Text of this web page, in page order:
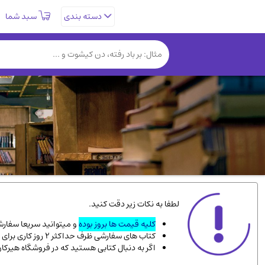
دسته بندی سبد شما
کتب نادر و کمیاب(19)
فلسفه و جامعه شناسی(151)
دانشگاهی و آموزشی(534)
ورزشی و تربیت بدنی
سیاسی(116)
کتاب های مصور رنگی و گلاسه(23)
دایره المعارف و فرهنگ
سینما و فیلم
زندگینامه شهدا
لطفا به نکات زیر دقت کنید.
کلیه قیمت ها بروز بودهو میتوانید سریعا
کتاب های سفارشی ظرف حداکثر 2 روز کاری برای پست پیشتاز، و 3 روز کاری برای پست سفارشی، به دست شما میرسد.
اگر به دنبال کتابی هستید که در فروشگاه